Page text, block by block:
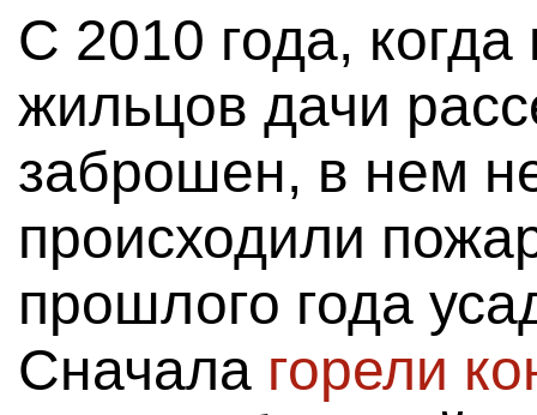
С 2010 года, когда
жильцов дачи
заброшен, в нем
происходили
прошлого года
Сначала горели